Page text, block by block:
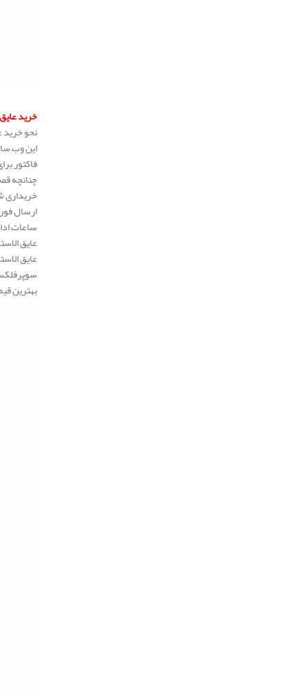
خرید
نحو
این وب
فاکتور
چنانچه
خریداری
ارسال
ساعات
عایق
عایق
بهترین